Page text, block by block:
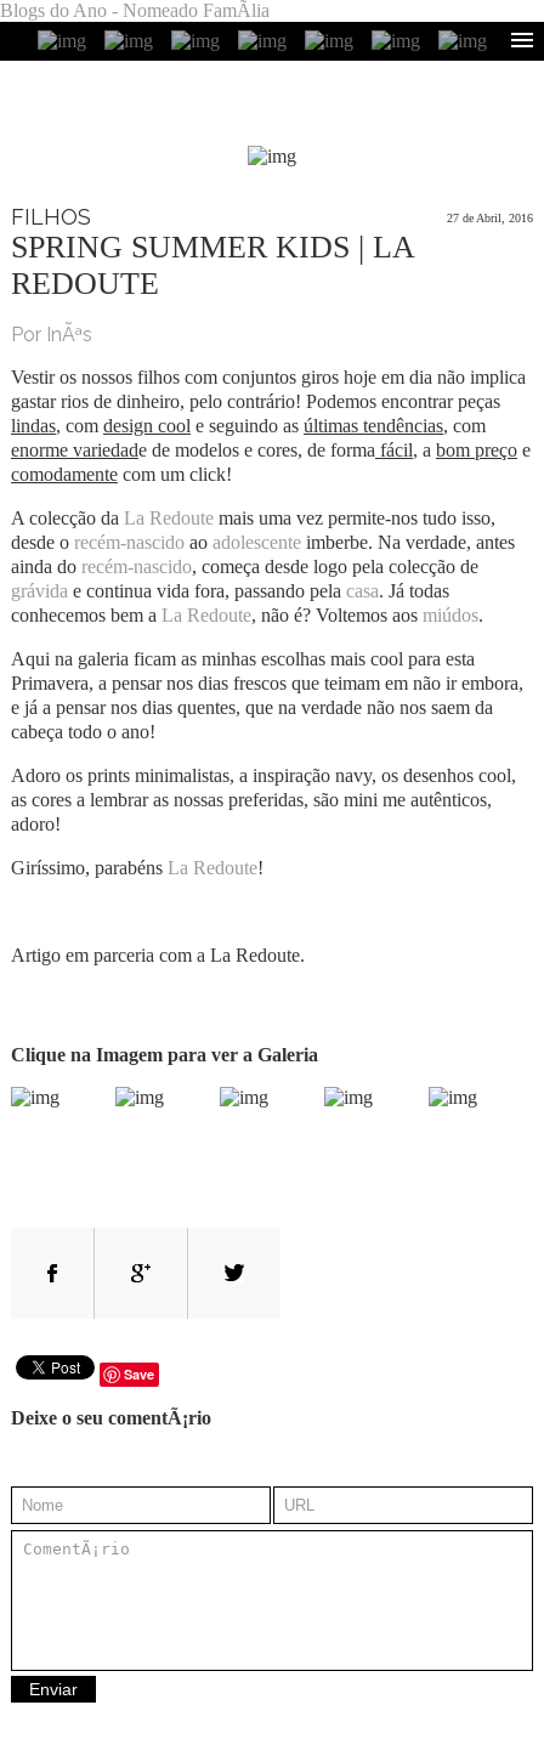
Blogs do Ano - Nomeado FamÃ­lia
FILHOS 27 de Abril, 2016
SPRING SUMMER KIDS | LA
REDOUTE
Por InÃªs
Vestir os nossos filhos com conjuntos giros hoje em dia não implica
gastar rios de dinheiro, pelo contrário! Podemos encontrar peças
lindas, com design coole seguindo as últimas tendências, com
enorme variedade de modelos e cores, de formafácil, a bom preçoe
comodamentecom um click!
A colecção da La Redoutemais uma vez permite-nos tudo isso,
desde o recém-nascidoao adolescenteimberbe. Na verdade, antes
ainda do recém-nascido, começa desde logo pela colecção de
grávidae continua vida fora, passando pela casa. Já todas
conhecemos bem a La Redoute, não é? Voltemos aos miúdos.
Aqui na galeria ficam as minhas escolhas mais cool para esta
Primavera, a pensar nos dias frescos que teimam em não ir embora,
e já a pensar nos dias quentes, que na verdade não nos saem da
cabeça todo o ano!
Adoro os prints minimalistas, a inspiração navy, os desenhos cool,
as cores a lembrar as nossas preferidas, são mini me autênticos,
adoro!
Giríssimo, parabéns La Redoute!
Artigo em parceria com a La Redoute.
Clique na Imagem para ver a Galeria
Save
Deixe o seu comentÃ¡rio